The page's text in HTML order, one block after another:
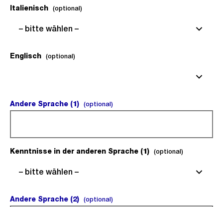
Italienisch (optional)(optional).
– bitte wählen –
Englisch (optional)(optional).
Andere Sprache (1) (optional)(optional).
Kenntnisse in der anderen Sprache (1) (optional)(optional).
– bitte wählen –
Andere Sprache (2) (optional)(optional).